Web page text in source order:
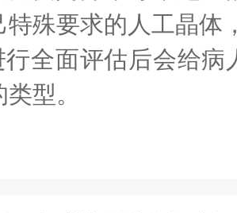
特殊要求的人工晶体
行全面评估后会给病
型。